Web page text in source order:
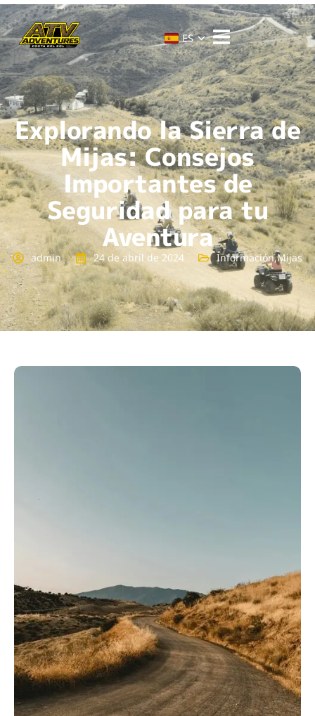
ES
Explorando la Sierra de
Mijas: Consejos
Importantes de
Seguridad para tu
Aventura
admin 24 de abril de 2024 Información,Mijas